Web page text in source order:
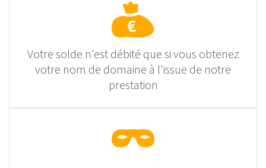
Votre solde n'est débité que si vous obtenez
votre nom de domaine à l'issue de notre
prestation